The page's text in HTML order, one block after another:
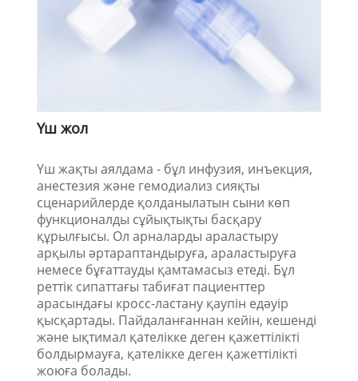
Үш жол
Үш жақты аялдама - бұл инфузия, инъекция,
анестезия және гемодиализ сияқты
сценарийлерде қолданылатын сыни көп
функционалды сұйықтықты басқару
құрылғысы. Ол арналарды араластыру
арқылы әртараптандыруға, араластыруға
немесе бұғаттауды қамтамасыз етеді. Бұл
реттік сипаттағы табиғат пациенттер
арасындағы кросс-ластану қаупін едәуір
қысқартады. Пайдаланғаннан кейін, кешенді
және ықтимал қателікке деген қажеттілікті
болдырмауға, қателікке деген қажеттілікті
жоюға болады.